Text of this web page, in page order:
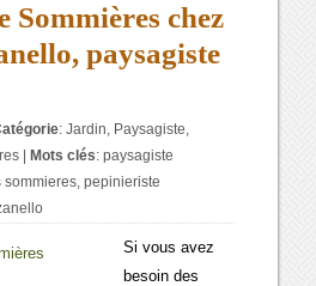
Sommières chez
paysagiste
:Jardin, Paysagiste,
Mots clés:paysagiste
sommieres,pepinieriste
Si vous avez
besoin des